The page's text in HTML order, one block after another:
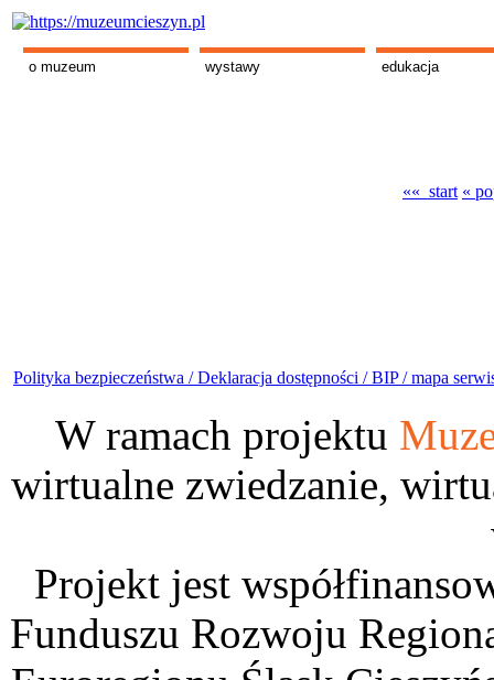
o muzeum wystawy edukacja
«« start «
Polityka bezpieczeństwa /Deklaracja dostępności /BIP /mapa
W ramach projektu
wirtualne zwiedzanie,
Projekt jest
Funduszu Rozwoju